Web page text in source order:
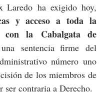
ha exigido hoy,
y acceso a toda la
con la Cabalgata de
sentencia firme del
número uno
de los miembros de
contraria a Derecho.